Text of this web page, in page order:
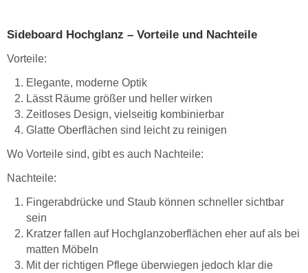
Sideboard Hochglanz – Vorteile und Nachteile
Vorteile:
Elegante, moderne Optik
Lässt Räume größer und heller wirken
Zeitloses Design, vielseitig kombinierbar
Glatte Oberflächen sind leicht zu reinigen
Wo Vorteile sind, gibt es auch Nachteile:
Nachteile:
Fingerabdrücke und Staub können schneller sichtbar
sein
Kratzer fallen auf Hochglanzoberflächen eher auf als bei
matten Möbeln
Mit der richtigen Pflege überwiegen jedoch klar die